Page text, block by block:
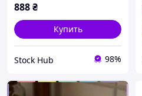
888₴
Купить
Stock Hub 98%